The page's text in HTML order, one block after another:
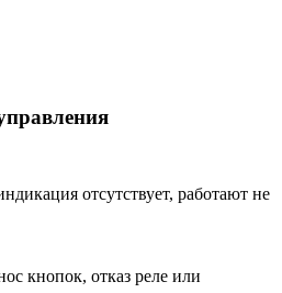
отсутствует, работают не
кнопок, отказ реле или